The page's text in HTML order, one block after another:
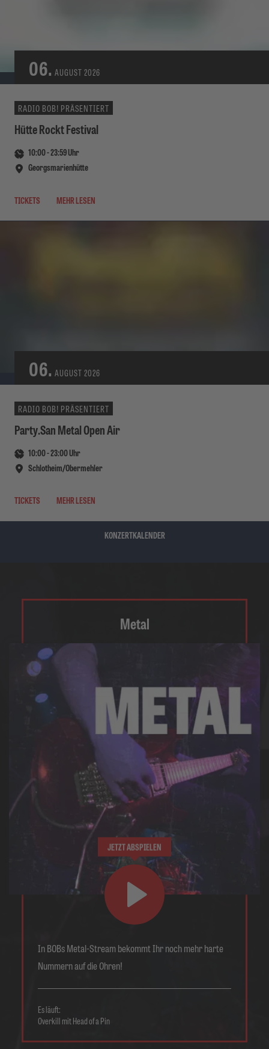
06. AUGUST 2026
RADIO BOB! PRÄSENTIERT
Hütte Rockt Festival
10:00-23:59Uhr
Georgsmarienhütte
TICKETS MEHR LESEN
06. AUGUST 2026
RADIO BOB! PRÄSENTIERT
Party.San Metal Open Air
10:00-23:00Uhr
Schlotheim/Obermehler
TICKETS MEHR LESEN
KONZERTKALENDER
Metal
JETZT ABSPIELEN
In BOBs Metal-Stream bekommt Ihr noch mehr harte
Nummern auf die Ohren!
Es läuft:
Overkill mit Head of a Pin